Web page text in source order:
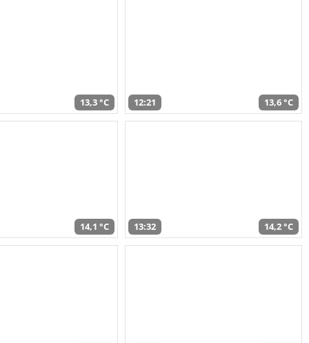
13,3 °C 12:21 13,6 °C
14,1 °C 13:32 14,2 °C